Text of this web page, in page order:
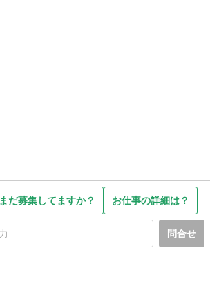
まだ募集してますか？ お仕事の詳細は？
問合せ